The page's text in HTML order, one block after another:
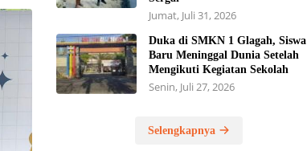
Jumat, Juli 31, 2026
Duka di SMKN 1 Glagah, Siswa
Baru Meninggal Dunia Setelah
Mengikuti Kegiatan Sekolah
Senin, Juli 27, 2026
Selengkapnya